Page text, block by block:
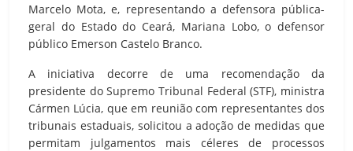
Marcelo Mota, e, representando a defensora pública-
geral do Estado do Ceará, Mariana Lobo, o defensor
público Emerson Castelo Branco.
A iniciativa decorre de uma recomendação da
presidente do Supremo Tribunal Federal (STF), ministra
Cármen Lúcia, que em reunião com representantes dos
tribunais estaduais, solicitou a adoção de medidas que
permitam julgamentos mais céleres de processos